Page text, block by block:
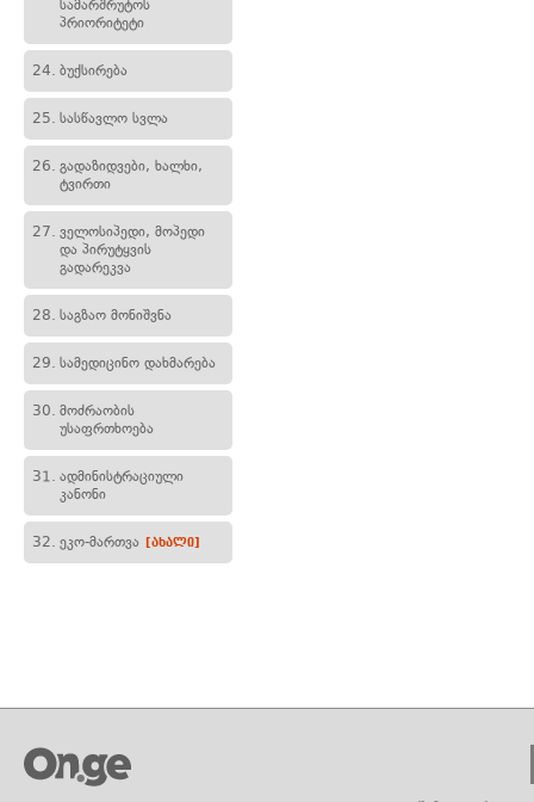
სამარშრუტოს
პრიორიტეტი
24. ბუქსირება
25. სასწავლო სვლა
26. გადაზიდვები, ხალხი,
ტვირთი
27. ველოსიპედი, მოპედი
და პირუტყვის
გადარეკვა
28. საგზაო მონიშვნა
29. სამედიცინო დახმარება
30. მოძრაობის
უსაფრთხოება
31. ადმინისტრაციული
კანონი
32. ეკო-მართვა [ახალი]